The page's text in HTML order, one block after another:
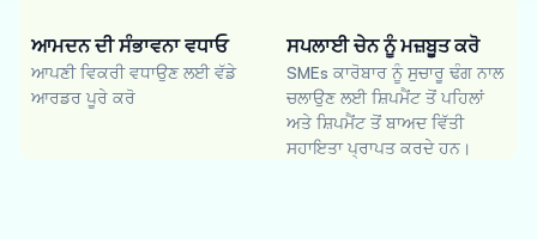
ਆਮਦਨ ਦੀ ਸੰਭਾਵਨਾ ਵਧਾਓ
ਆਪਣੀ ਵਿਕਰੀ ਵਧਾਉਣ ਲਈ ਵੱਡੇ
ਆਰਡਰ ਪੂਰੇ ਕਰੋ
ਸਪਲਾਈ ਚੇਨ ਨੂੰ ਮਜ਼ਬੂਤ ਕਰੋ
SMEs ਕਾਰੋਬਾਰ ਨੂੰ ਸੁਚਾਰੂ ਢੰਗ ਨਾਲ
ਚਲਾਉਣ ਲਈ ਸ਼ਿਪਮੈਂਟ ਤੋਂ ਪਹਿਲਾਂ
ਅਤੇ ਸ਼ਿਪਮੈਂਟ ਤੋਂ ਬਾਅਦ ਵਿੱਤੀ
ਸਹਾਇਤਾ ਪ੍ਰਾਪਤ ਕਰਦੇ ਹਨ।